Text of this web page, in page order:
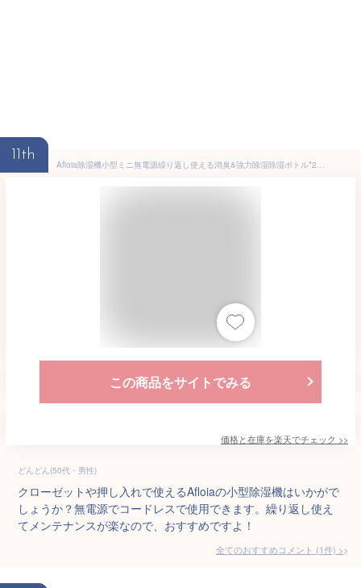
11th
Afloia除湿機小型ミニ無電源繰り返し使える消臭&強力除湿除湿ボトル*2+乾燥スタンド*1コンパクトコードレス除湿器水捨て不要ほぼ無音梅雨カビ対策クローゼット/本棚/靴箱/押入れ/脱衣所…
この商品をサイトでみる
価格と在庫を楽天でチェック >>
どんどん(50代・男性)
クローゼットや押し入れで使えるAfloiaの小型除湿機はいかがで
しょうか？無電源でコードレスで使用できます。繰り返し使え
てメンテナンスが楽なので、おすすめですよ！
全てのおすすめコメント (1件) >